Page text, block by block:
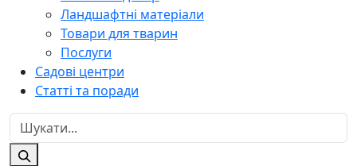
Ландшафтні матеріали
Товари для тварин
Послуги
Садові центри
Статті та поради